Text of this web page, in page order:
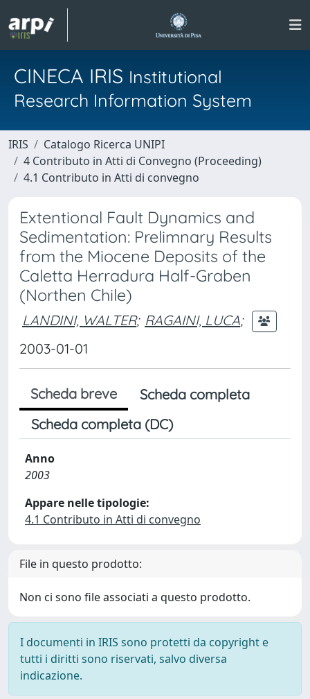
CINECA IRIS Institutional
Research Information System
IRIS
Catalogo Ricerca UNIPI
4 Contributo in Atti di Convegno (Proceeding)
4.1 Contributo in Atti di convegno
Extentional Fault Dynamics and
Sedimentation: Prelimnary Results
from the Miocene Deposits of the
Caletta Herradura Half-Graben
(Northen Chile)
LANDINI, WALTER; RAGAINI, LUCA;
2003-01-01
Scheda breve
Scheda completa
Scheda completa (DC)
Anno
2003
Appare nelle tipologie:
4.1 Contributo in Atti di convegno
File in questo prodotto:
Non ci sono file associati a questo prodotto.
I documenti in IRIS sono protetti da copyright e
tutti i diritti sono riservati, salvo diversa
indicazione.